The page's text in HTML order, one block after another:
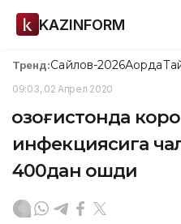
KAZINFORM
Тренд:Сайлов-2026Ақорда
09:03, 02 Апрел 2020
Қозоғистонда
инфекциясига
400дан ошди